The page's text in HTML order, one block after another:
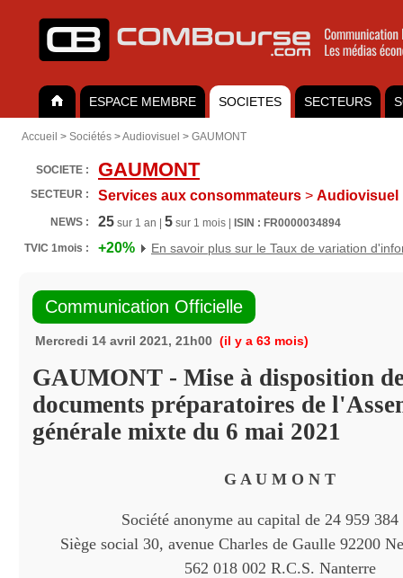
ESPACE MEMBRE SOCIETES SECTEURS
Accueil > Sociétés >Audiovisuel > GAUMONT
SOCIETE : GAUMONT
SECTEUR : Services aux consommateurs > Audiovisuel
NEWS : 25 sur 1 an | 5 sur 1 mois |
ISIN : FR0000034894
TVIC 1mois :
+20% En savoir plus sur le Taux de variation
Communication Officielle
Mercredi 14 avril 2021, 21h00 (il y a 63 mois)
GAUMONT - Mise à disposition
documents préparatoires de
générale mixte du 6 mai 2021
G A U M O N T
Société anonyme au capital de 24 959 384
Siège social 30, avenue Charles de Gaulle 92200
562 018 002 R.C.S. Nanterre